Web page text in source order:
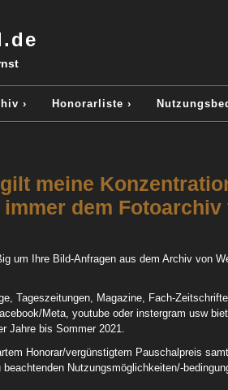
› Honorarliste ›
meine
dem Fotoarchiv
um Ihre Bild-Anfragen aus dem Archiv von
Tageszeitungen, Magazine, Fach-
Meta, youtube oder instergram usw
Jahre bis Sommer 2021.
Honorar/vergünstigtem Pauschalpreis
Nutzungsmöglichkeiten/-